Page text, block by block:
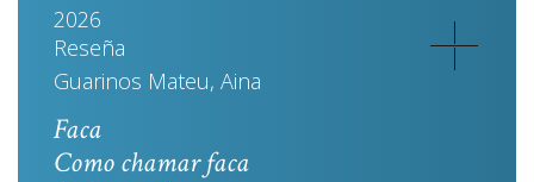
2026
Reseña
Guarinos Mateu, Aina
Faca
Como chamar faca